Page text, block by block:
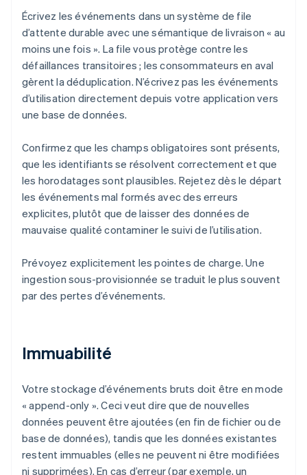
Écrivez les événements dans un système de file
d’attente durable avec une sémantique de livraison « au
moins une fois ». La file vous protège contre les
défaillances transitoires ; les consommateurs en aval
gèrent la déduplication. N’écrivez pas les événements
d’utilisation directement depuis votre application vers
une base de données.
Confirmez que les champs obligatoires sont présents,
que les identifiants se résolvent correctement et que
les horodatages sont plausibles. Rejetez dès le départ
les événements mal formés avec des erreurs
explicites, plutôt que de laisser des données de
mauvaise qualité contaminer le suivi de l’utilisation.
Prévoyez explicitement les pointes de charge. Une
ingestion sous-provisionnée se traduit le plus souvent
par des pertes d’événements.
Immuabilité
Votre stockage d’événements bruts doit être en mode
« append-only ». Ceci veut dire que de nouvelles
données peuvent être ajoutées (en fin de fichier ou de
base de données), tandis que les données existantes
restent immuables (elles ne peuvent ni être modifiées
ni supprimées). En cas d’erreur (par exemple, un